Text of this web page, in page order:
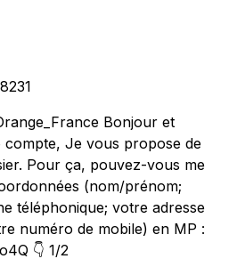
Bonjour et
Je vous propose de
Pour ça, pouvez-vous me
(nom/prénom;
téléphonique; votre adresse
numéro de mobile) en MP :
👇 1/2